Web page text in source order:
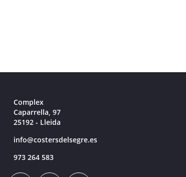
Complex
Caparrella, 97
25192 - Lleida
info@costersdelsegre.es
973 264 583